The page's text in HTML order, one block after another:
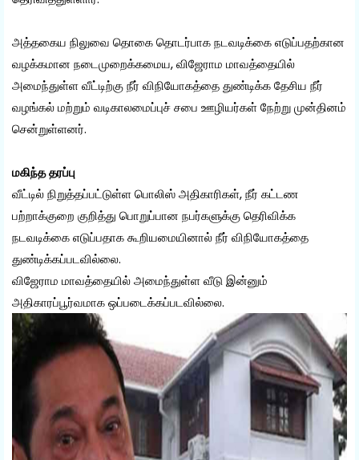
அத்தகைய நிலுவை தொகை தொடர்பாக நடவடிக்கை எடுப்பதற்கான
வழக்கமான நடைமுறைக்கமைய, விஜேராம மாவத்தையில்
அமைந்துள்ள வீட்டிற்கு நீர் விநியோகத்தை துண்டிக்க தேசிய நீர்
வழங்கல் மற்றும் வடிகாலமைப்புச் சபை ஊழியர்கள் நேற்று முன்தினம்
சென்றுள்ளனர்.
மகிந்த தரப்பு
வீட்டில் நிறுத்தப்பட்டுள்ள பொலிஸ் அதிகாரிகள், நீர் கட்டண
பற்றாக்குறை குறித்து பொறுப்பான நபர்களுக்கு தெரிவிக்க
நடவடிக்கை எடுப்பதாக கூறியமையினால் நீர் விநியோகத்தை
துண்டிக்கப்படவில்லை.
விஜேராம மாவத்தையில் அமைந்துள்ள வீடு இன்னும்
அதிகாரப்பூர்வமாக ஒப்படைக்கப்படவில்லை.